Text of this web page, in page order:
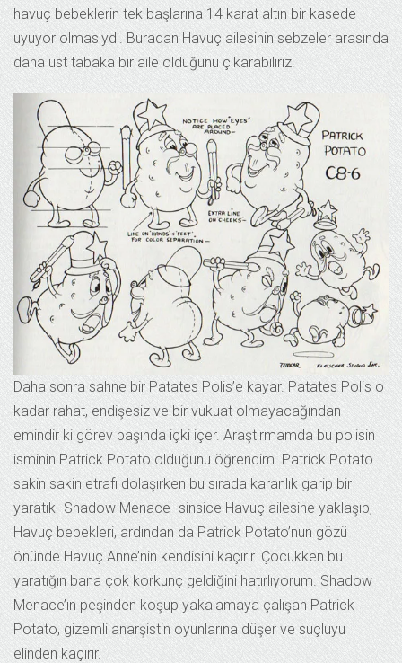
havuç bebeklerin tek başlarına 14 karat altın bir kasede
uyuyor olmasıydı. Buradan Havuç ailesinin sebzeler arasında
daha üst tabaka bir aile olduğunu çıkarabiliriz.
Daha sonra sahne bir Patates Polis’e kayar. Patates Polis o
kadar rahat, endişesiz ve bir vukuat olmayacağından
emindir ki görev başında içki içer. Araştırmamda bu polisin
isminin Patrick Potato olduğunu öğrendim. Patrick Potato
sakin sakin etrafı dolaşırken bu sırada karanlık garip bir
yaratık -Shadow Menace- sinsice Havuç ailesine yaklaşıp,
Havuç bebekleri, ardından da Patrick Potato’nun gözü
önünde Havuç Anne’nin kendisini kaçırır. Çocukken bu
yaratığın bana çok korkunç geldiğini hatırlıyorum. Shadow
Menace’ın peşinden koşup yakalamaya çalışan Patrick
Potato, gizemli anarşistin oyunlarına düşer ve suçluyu
elinden kaçırır.